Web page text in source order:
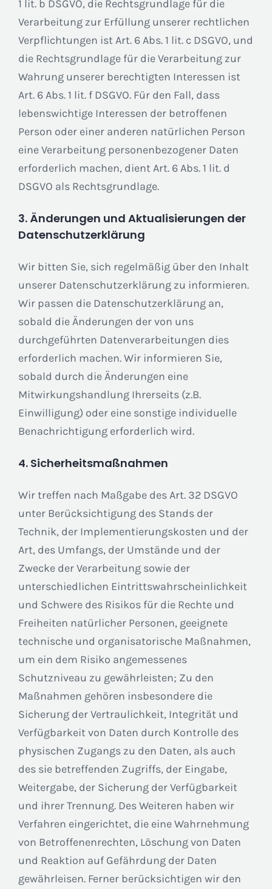
1 lit. b DSGVO, die Rechtsgrundlage für die
Verarbeitung zur Erfüllung unserer rechtlichen
Verpflichtungen ist Art. 6 Abs. 1 lit. c DSGVO, und
die Rechtsgrundlage für die Verarbeitung zur
Wahrung unserer berechtigten Interessen ist
Art. 6 Abs. 1 lit. f DSGVO. Für den Fall, dass
lebenswichtige Interessen der betroffenen
Person oder einer anderen natürlichen Person
eine Verarbeitung personenbezogener Daten
erforderlich machen, dient Art. 6 Abs. 1 lit. d
DSGVO als Rechtsgrundlage.
3. Änderungen und Aktualisierungen der
Datenschutzerklärung
Wir bitten Sie, sich regelmäßig über den Inhalt
unserer Datenschutzerklärung zu informieren.
Wir passen die Datenschutzerklärung an,
sobald die Änderungen der von uns
durchgeführten Datenverarbeitungen dies
erforderlich machen. Wir informieren Sie,
sobald durch die Änderungen eine
Mitwirkungshandlung Ihrerseits (z.B.
Einwilligung) oder eine sonstige individuelle
Benachrichtigung erforderlich wird.
4. Sicherheitsmaßnahmen
Wir treffen nach Maßgabe des Art. 32 DSGVO
unter Berücksichtigung des Stands der
Technik, der Implementierungskosten und der
Art, des Umfangs, der Umstände und der
Zwecke der Verarbeitung sowie der
unterschiedlichen Eintrittswahrscheinlichkeit
und Schwere des Risikos für die Rechte und
Freiheiten natürlicher Personen, geeignete
technische und organisatorische Maßnahmen,
um ein dem Risiko angemessenes
Schutzniveau zu gewährleisten; Zu den
Maßnahmen gehören insbesondere die
Sicherung der Vertraulichkeit, Integrität und
Verfügbarkeit von Daten durch Kontrolle des
physischen Zugangs zu den Daten, als auch
des sie betreffenden Zugriffs, der Eingabe,
Weitergabe, der Sicherung der Verfügbarkeit
und ihrer Trennung. Des Weiteren haben wir
Verfahren eingerichtet, die eine Wahrnehmung
von Betroffenenrechten, Löschung von Daten
und Reaktion auf Gefährdung der Daten
gewährleisen. Ferner berücksichtigen wir den